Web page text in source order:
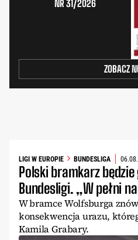
NR 31/2026
ZOBACZ
LIGI W EUROPIE BUNDESLIGA
Polski bramkarz
Bundesligi. „W pełni
W bramce Wolfsburga
konsekwencja urazu,
Kamila Grabary.